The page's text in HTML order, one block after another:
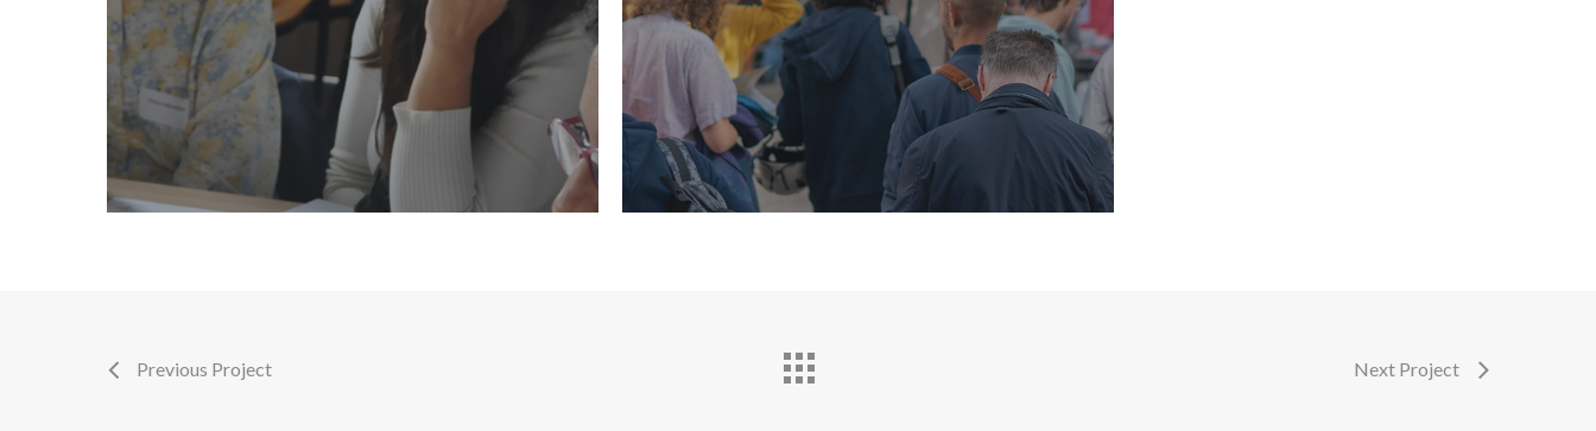
Previous Project Next Project